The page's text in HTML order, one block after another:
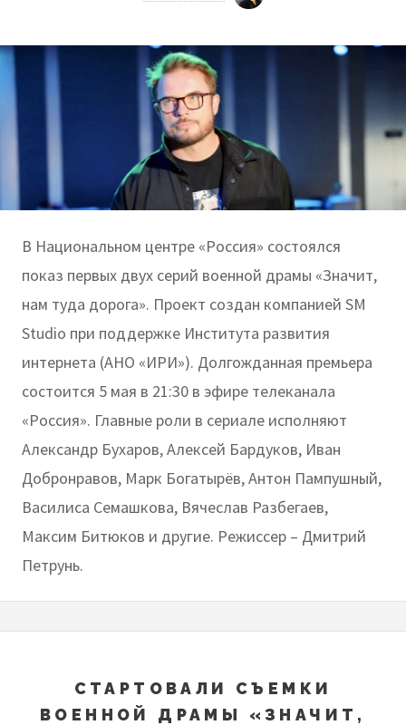
В Национальном центре «Россия» состоялся
показ первых двух серий военной драмы «Значит,
нам туда дорога». Проект создан компанией SМ
Studio при поддержке Института развития
интернета (АНО «ИРИ»). Долгожданная премьера
состоится 5 мая в 21:30 в эфире телеканала
«Россия». Главные роли в сериале исполняют
Александр Бухаров, Алексей Бардуков, Иван
Добронравов, Марк Богатырёв, Антон Пампушный,
Василиса Семашкова, Вячеслав Разбегаев,
Максим Битюков и другие. Режиссер – Дмитрий
Петрунь.
СТАРТОВАЛИ СЪЕМКИ
ВОЕННОЙ ДРАМЫ «ЗНАЧИТ,